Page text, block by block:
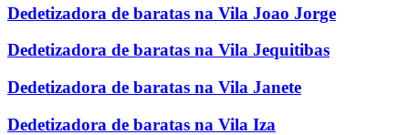
Dedetizadora de baratas na Vila Joao Jorge
Dedetizadora de baratas na Vila Jequitibas
Dedetizadora de baratas na Vila Janete
Dedetizadora de baratas na Vila Iza